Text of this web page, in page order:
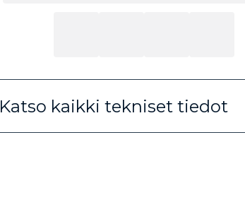
Katso kaikki tekniset tiedot